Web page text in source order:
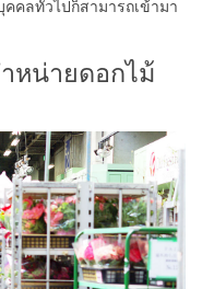
คลทั่วไปก็สามารถเข้ามา
หน่ายดอกไม้